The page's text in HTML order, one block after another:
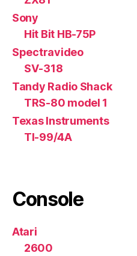
Sony
Hit Bit HB-75P
Spectravideo
SV-318
Tandy Radio Shack
TRS-80 model 1
Texas Instruments
TI-99/4A
Console
Atari
2600